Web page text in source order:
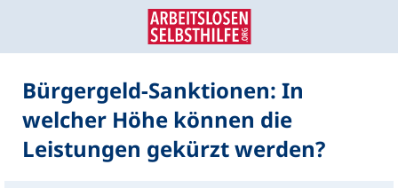
Bürgergeld-Sanktionen: In
welcher Höhe können die
Leistungen gekürzt werden?